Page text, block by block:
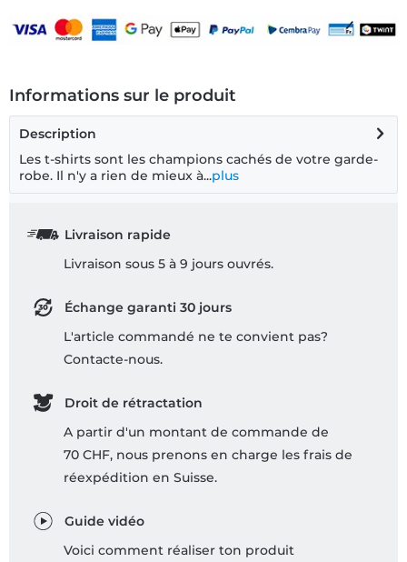
Informations sur le produit
Description
Les t-shirts sont les champions cachés de votre garde-
robe. Il n'y a rien de mieux à...plus
Livraison rapide
Livraison sous 5 à 9 jours ouvrés.
Échange garanti 30 jours
L'article commandé ne te convient pas?
Contacte-nous.
Droit de rétractation
A partir d'un montant de commande de
70 CHF, nous prenons en charge les frais de
réexpédition en Suisse.
Guide vidéo
Voici comment réaliser ton produit